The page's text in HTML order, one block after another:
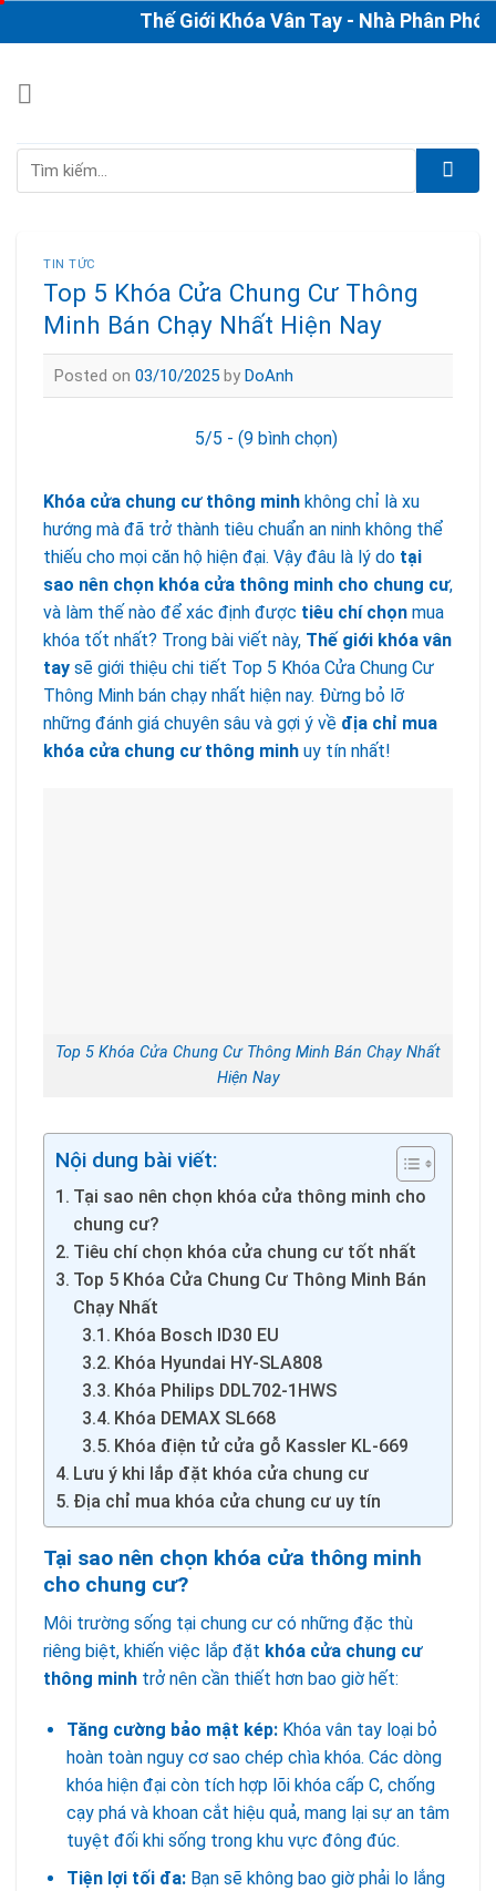
to
Thế Giới Khóa Vân Tay - Nhà Phân Phối &
Tìm
TIN TỨC
Top 5 Khóa Cửa Chung Cư Thông
Minh Bán Chạy Nhất Hiện Nay
Posted on 03/10/2025 by DoAnh
5/5 - (9 bình chọn)
Khóa cửa chung cư thông minh không chỉ là xu
hướng mà đã trở thành tiêu chuẩn an ninh không thể
thiếu cho mọi căn hộ hiện đại. Vậy đâu là lý do tại
sao nên chọn khóa cửa thông minh cho chung cư,
và làm thế nào để xác định được tiêu chí chọn mua
khóa tốt nhất? Trong bài viết này, Thế giới khóa vân
tay sẽ giới thiệu chi tiết Top 5 Khóa Cửa Chung Cư
Thông Minh bán chạy nhất hiện nay. Đừng bỏ lỡ
những đánh giá chuyên sâu và gợi ý về địa chỉ mua
khóa cửa chung cư thông minh uy tín nhất!
Top 5 Khóa Cửa Chung Cư Thông Minh Bán Chạy Nhất
Hiện Nay
Nội dung bài viết:
Tại sao nên chọn khóa cửa thông minh cho
chung cư?
Tiêu chí chọn khóa cửa chung cư tốt nhất
Top 5 Khóa Cửa Chung Cư Thông Minh Bán
Chạy Nhất
Khóa Bosch ID30 EU
Khóa Hyundai HY-SLA808
Khóa Philips DDL702-1HWS
Khóa DEMAX SL668
Khóa điện tử cửa gỗ Kassler KL-669
Lưu ý khi lắp đặt khóa cửa chung cư
Địa chỉ mua khóa cửa chung cư uy tín
Tại sao nên chọn khóa cửa thông minh
cho chung cư?
Môi trường sống tại chung cư có những đặc thù
riêng biệt, khiến việc lắp đặt khóa cửa chung cư
thông minh trở nên cần thiết hơn bao giờ hết:
Tăng cường bảo mật kép:Khóa vân tay loại bỏ
hoàn toàn nguy cơ sao chép chìa khóa. Các dòng
khóa hiện đại còn tích hợp lõi khóa cấp C, chống
cạy phá và khoan cắt hiệu quả, mang lại sự an tâm
tuyệt đối khi sống trong khu vực đông đúc.
Tiện lợi tối đa:Bạn sẽ không bao giờ phải lo lắng